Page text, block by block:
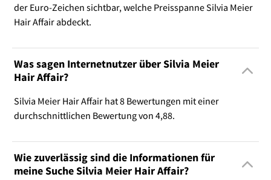
der Euro-Zeichen sichtbar, welche Preisspanne Silvia Meier
Hair Affair abdeckt.
Was sagen Internetnutzer über Silvia Meier
Hair Affair?
Silvia Meier Hair Affair hat 8 Bewertungen mit einer
durchschnittlichen Bewertung von 4,88.
Wie zuverlässig sind die Informationen für
meine Suche Silvia Meier Hair Affair?